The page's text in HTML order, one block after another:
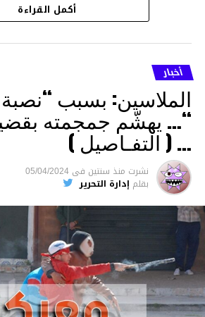
ووفقا لتقرير الطبيب الشرعي،
متأثرة بصدمة في الدماغ،
أنفها مكسورة وكانت هناك
وجهها ورأسها وذراعيها ويديها.
ويواجه
والقتل باستخدام العنف
السجن لمدة تصل إلى 20 عاما.
الأخبار
أكمل القراءة
أخبار
الملاسين: بسبب
“… يهشّم جمجمته
… ( التفـاصيل )
نشرت منذ سنتين فى 05/04/2024
بقلم إدارة التحرير